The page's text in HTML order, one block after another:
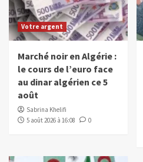
Votre argent
Marché noir en Algérie :
le cours de l’euro face
au dinar algérien ce 5
août
Sabrina Khelifi
5 août 2026 à 16:08
0